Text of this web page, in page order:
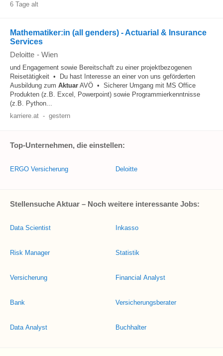
6 Tage alt
Mathematiker:in (all genders) - Actuarial & Insurance
Services
Deloitte - Wien
und Engagement sowie Bereitschaft zu einer projektbezogenen
Reisetätigkeit • Du hast Interesse an einer von uns geförderten
Ausbildung zum Aktuar AVÖ • Sicherer Umgang mit MS Office
Produkten (z.B. Excel, Powerpoint) sowie Programmierkenntnisse
(z.B. Python...
karriere.at - gestern
Top-Unternehmen, die einstellen:
ERGO Versicherung Deloitte
Stellensuche Aktuar – Noch weitere interessante Jobs:
Data Scientist
Risk Manager
Versicherung
Bank
Data Analyst
Inkasso
Statistik
Financial Analyst
Versicherungsberater
Buchhalter